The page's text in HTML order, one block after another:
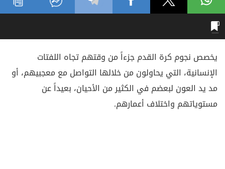
يخصص نجوم كرة القدم جزءاً من وقتهم تجاه اللفتات
الإنسانية، التي يحاولون من خلالها التواصل مع معجبيهم، أو
مد يد العون لبعضم في الكثير من الأحيان، بعيداً عن
مستوياتهم واختلاف أعمارهم.